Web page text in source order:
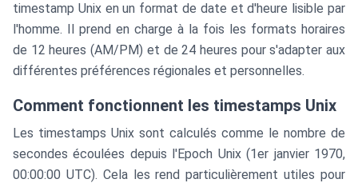
timestamp Unix en un format de date et d'heure lisible par
l'homme. Il prend en charge à la fois les formats horaires
de 12 heures (AM/PM) et de 24 heures pour s'adapter aux
différentes préférences régionales et personnelles.
Comment fonctionnent les timestamps Unix
Les timestamps Unix sont calculés comme le nombre de
secondes écoulées depuis l'Epoch Unix (1er janvier 1970,
00:00:00 UTC). Cela les rend particulièrement utiles pour